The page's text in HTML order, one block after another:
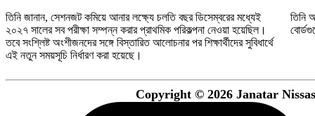
তিনি জানান, সেশনজট কমিয়ে আনার লক্ষ্যে চলতি বছর ডিসেম্বরের মধ্যেই
২০২৭ সালের সব পরীক্ষা সম্পন্ন করার প্রাথমিক পরিকল্পনা নেওয়া হয়েছিল।
তবে সংশ্লিষ্ট অংশীজনদের সঙ্গে বিস্তারিত আলোচনার পর শিক্ষার্থীদের সুবিধার্থে
এই নতুন সময়সূচি নির্ধারণ করা হয়েছে।
তিনি
Copyright © 2026 Janatar